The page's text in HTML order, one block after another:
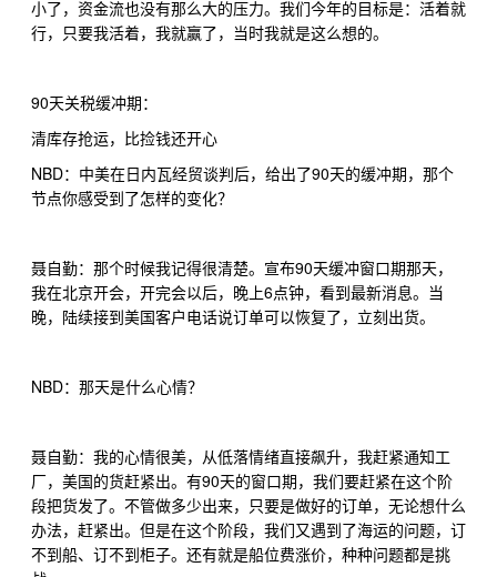
小了，资金流也没有那么大的压力。我们今年的目标是：活着就
行，只要我活着，我就赢了，当时我就是这么想的。
90天关税缓冲期：
清库存抢运，比捡钱还开心
NBD：中美在日内瓦经贸谈判后，给出了90天的缓冲期，那个
节点你感受到了怎样的变化？
聂自勤：那个时候我记得很清楚。宣布90天缓冲窗口期那天，
我在北京开会，开完会以后，晚上6点钟，看到最新消息。当
晚，陆续接到美国客户电话说订单可以恢复了，立刻出货。
NBD：那天是什么心情？
聂自勤：我的心情很美，从低落情绪直接飙升，我赶紧通知工
厂，美国的货赶紧出。有90天的窗口期，我们要赶紧在这个阶
段把货发了。不管做多少出来，只要是做好的订单，无论想什么
办法，赶紧出。但是在这个阶段，我们又遇到了海运的问题，订
不到船、订不到柜子。还有就是船位费涨价，种种问题都是挑